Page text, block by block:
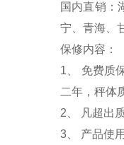
国内直销：
宁、青海、
保修内容：
1 、 免费
二年，秤体
2、 凡超出
3、 产品使